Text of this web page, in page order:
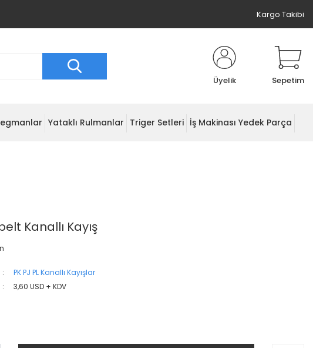
Kargo Takibi
Üyelik Sepetim
Yataklı Rulmanlar Triger Setleri İş Makinası Yedek Parça
Kanallı Kayış
PK PJ PL Kanallı Kayışlar
3,60 USD + KDV